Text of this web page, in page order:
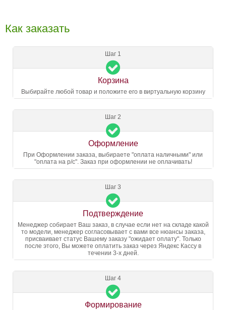
Как заказать
Шаг 1
Корзина
Выбирайте любой товар и положите его в виртуальную корзину
Шаг 2
Оформление
При Оформлении заказа, выбираете "оплата наличными" или
"оплата на р/с". Заказ при оформлении не оплачивать!
Шаг 3
Подтверждение
Менеджер собирает Ваш заказ, в случае если нет на складе какой
то модели, менеджер согласовывает с вами все нюансы заказа,
присваивает статус Вашему заказу "ожидает оплату". Только
после этого, Вы можете оплатить заказ через Яндекс Кассу в
течении 3-х дней.
Шаг 4
Формирование